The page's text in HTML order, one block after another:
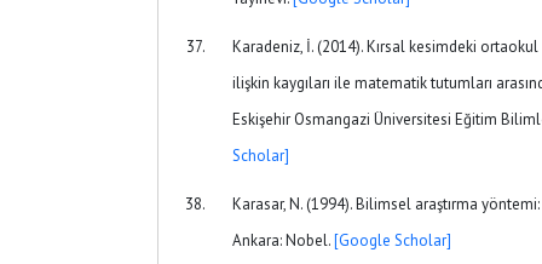
Karadeniz, İ. (2014). Kırsal kesimdeki
ilişkin kaygıları ile matematik tutumları
Eskişehir Osmangazi Üniversitesi Eğitim
Scholar]
Karasar, N. (1994). Bilimsel araştırma
Ankara: Nobel.[Google Scholar]